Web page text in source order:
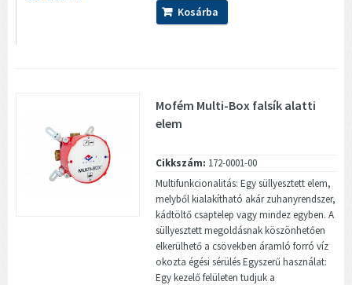
Kosárba
Mofém Multi-Box falsík alatti
elem
Cikkszám: 172-0001-00
Multifunkcionalitás: Egy süllyesztett elem,
melyből kialakítható akár zuhanyrendszer,
kádtöltő csaptelep vagy mindez egyben. A
süllyesztett megoldásnak köszönhetően
elkerülhető a csövekben áramló forró víz
okozta égési sérülés Egyszerű használat:
Egy kezelő felületen tudjuk a